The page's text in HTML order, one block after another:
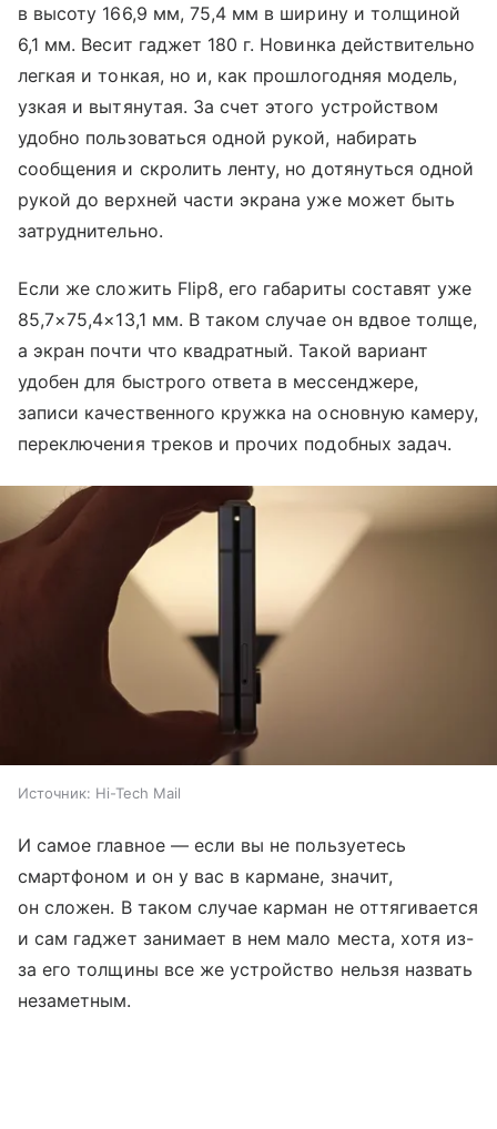
в высоту 166,9 мм, 75,4 мм в ширину и толщиной
6,1 мм. Весит гаджет 180 г. Новинка действительно
легкая и тонкая, но и, как прошлогодняя модель,
узкая и вытянутая. За счет этого устройством
удобно пользоваться одной рукой, набирать
сообщения и скролить ленту, но дотянуться одной
рукой до верхней части экрана уже может быть
затруднительно.
Если же сложить Flip8, его габариты составят уже
85,7×75,4×13,1 мм. В таком случае он вдвое толще,
а экран почти что квадратный. Такой вариант
удобен для быстрого ответа в мессенджере,
записи качественного кружка на основную камеру,
переключения треков и прочих подобных задач.
Источник: Hi-Tech Mail
И самое главное — если вы не пользуетесь
смартфоном и он у вас в кармане, значит,
он сложен. В таком случае карман не оттягивается
и сам гаджет занимает в нем мало места, хотя из-
за его толщины все же устройство нельзя назвать
незаметным.